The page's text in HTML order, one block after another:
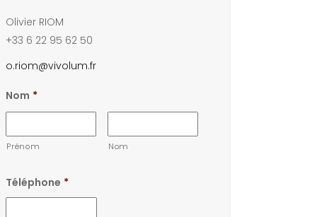
Olivier RIOM
+33 6 22 95 62 50
o.riom@vivolum.fr
Nom *
Prénom Nom
Téléphone *